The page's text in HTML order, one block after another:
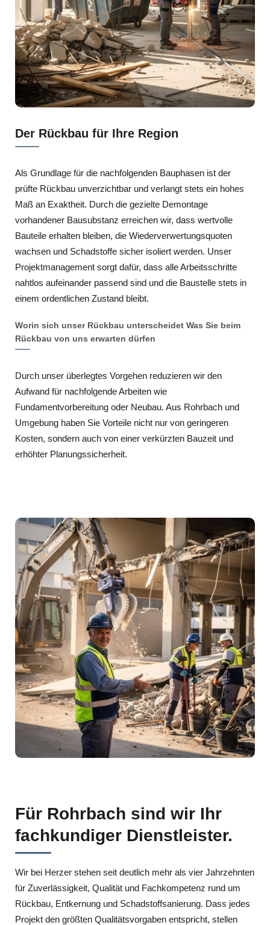
Der Rückbau für Ihre Region
Als Grundlage für die nachfolgenden Bauphasen ist der
prüfte Rückbau unverzichtbar und verlangt stets ein hohes
Maß an Exaktheit. Durch die gezielte Demontage
vorhandener Bausubstanz erreichen wir, dass wertvolle
Bauteile erhalten bleiben, die Wiederverwertungsquoten
wachsen und Schadstoffe sicher isoliert werden. Unser
Projektmanagement sorgt dafür, dass alle Arbeitsschritte
nahtlos aufeinander passend sind und die Baustelle stets in
einem ordentlichen Zustand bleibt.
Worin sich unser Rückbau unterscheidet Was Sie beim
Rückbau von uns erwarten dürfen
Durch unser überlegtes Vorgehen reduzieren wir den
Aufwand für nachfolgende Arbeiten wie
Fundamentvorbereitung oder Neubau. Aus Rohrbach und
Umgebung haben Sie Vorteile nicht nur von geringeren
Kosten, sondern auch von einer verkürzten Bauzeit und
erhöhter Planungssicherheit.
Für Rohrbach sind wir Ihr
fachkundiger Dienstleister.
Wir bei Herzer stehen seit deutlich mehr als vier Jahrzehnten
für Zuverlässigkeit, Qualität und Fachkompetenz rund um
Rückbau, Entkernung und Schadstoffsanierung. Dass jedes
Projekt den größten Qualitätsvorgaben entspricht, stellen